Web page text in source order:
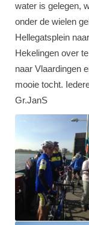
water is gelegen,
onder de wielen
Hellegatsplein
Hekelingen over
naar Vlaardingen
mooie tocht.
Gr.JanS